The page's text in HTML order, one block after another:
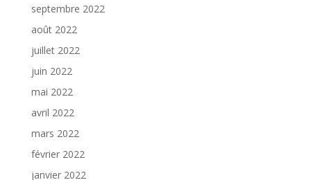
septembre 2022
août 2022
juillet 2022
juin 2022
mai 2022
avril 2022
mars 2022
février 2022
janvier 2022